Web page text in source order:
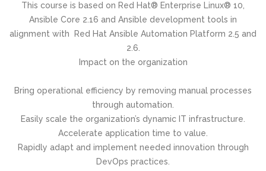
This course is based on Red Hat® Enterprise Linux® 10,
Ansible Core 2.16 and Ansible development tools in
alignment with Red Hat Ansible Automation Platform 2.5 and
2.6.
Impact on the organization
Bring operational efficiency by removing manual processes
through automation.
Easily scale the organization’s dynamic IT infrastructure.
Accelerate application time to value.
Rapidly adapt and implement needed innovation through
DevOps practices.